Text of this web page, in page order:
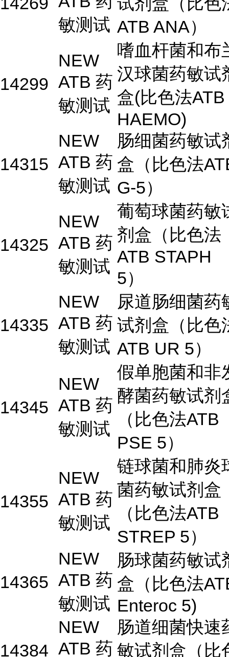
敏测试 ATB ANA）
14299
NEW
ATB 药
敏测试
嗜血杆菌和布
汉球菌药敏试
盒(比色法ATB
HAEMO)
14315
NEW
ATB 药
敏测试
肠细菌药敏试
盒（比色法
G-5）
14325
NEW
ATB 药
敏测试
葡萄球菌药敏
剂盒（比色法
ATB STAPH
5）
14335
NEW
ATB 药
敏测试
尿道肠细菌药
试剂盒（比色
ATB UR 5）
14345
NEW
ATB 药
敏测试
假单胞菌和非
酵菌药敏试剂
（比色法ATB
PSE 5）
14355
NEW
ATB 药
敏测试
链球菌和肺炎
菌药敏试剂盒
（比色法ATB
STREP 5）
14365
NEW
ATB 药
敏测试
肠球菌药敏试
盒（比色法
Enteroc 5)
14384
NEW
ATB 药
肠道细菌快速
敏试剂盒（比